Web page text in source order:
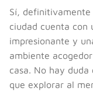
Sí, definitivamente
ciudad cuenta con
impresionante y
ambiente
casa. No hay duda
que explorar al